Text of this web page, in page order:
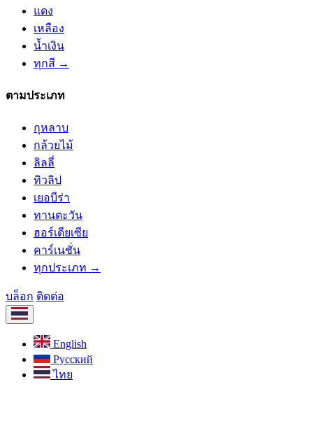
แดง
เหลือง
น้ำเงิน
ทุกสี →
ตามประเภท
กุหลาบ
กล้วยไม้
ลิลลี่
ทิวลิป
เยอบีร่า
ทานตะวัน
ฮอร์เดียเซีย
คาร์เนชั่น
ทุกประเภท →
บล็อก ติดต่อ
English
Русский
ไทย